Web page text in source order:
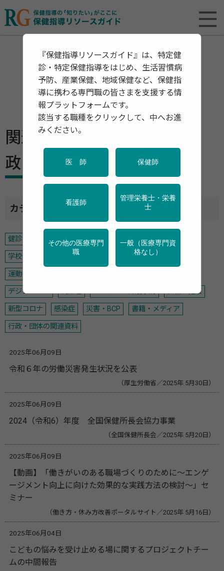
関連資料・リリース ー 行
政・団体の関連資料
カテゴリ一覧
健診・検診 特定保健指導 産業保健 地域保健
学校保健 メンタルヘルス アルコール
運動
デジタル・AI 高齢者 フレイル・介護予防 女性の健康
新型コロナ 感染症 災害・BCP 書籍・メディア
行政・団体の関連資料
2025年06月09日
令和６年の労働災害発生状況を公表
（厚生労働省／2025年 5月30日）
2025年06月09日
2024（令和6）年度 全国保健所長会協力事業
（全国保健所長会／2025年 5月20日）
2025年06月09日
【動画】「働きがいのある職場づくりのために～エンゲ
ージメント向上に向けた効果的な実践方法の検討～」セ
ミナー
（働き方・休み方改善ポータルサイト／2025年 5月16日）
2025年06月04日
こどもの悩みを受け止める場に関するプロジェクトチー
ムの中間報告
『保健指導リソースガイド』は、特定健
診・特定保健指導をはじめ、生活習慣病
予防、産業保健、地域保健など、保健指
導に携わる専門職の皆さまを支援する情
報プラットフォームです。
該当する職種をクリックして、中へお進
みください。
医 師 保健師
看護師
管理栄養士・栄養
士
その他の医療専門
職
一般（医療専門資
格なし）